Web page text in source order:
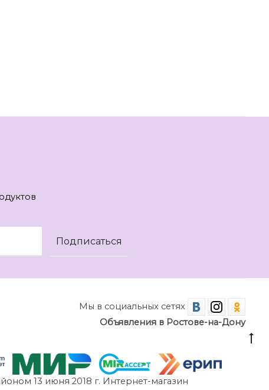
Мы в социальных сетях
Объявления в Ростове-на-Дону
13 июня 2018 г. Интернет-магазин